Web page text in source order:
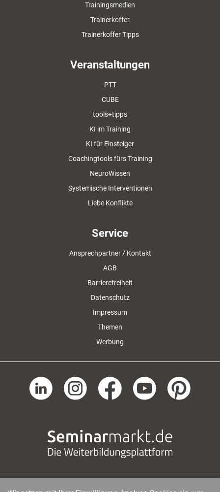
Trainingsmedien
Trainerkoffer
Trainerkoffer Tipps
Veranstaltungen
PTT
CUBE
tools+tipps
KI im Training
KI für Einsteiger
Coachingtools fürs Training
NeuroWissen
Systemische Interventionen
Liebe Konflikte
Service
Ansprechpartner / Kontakt
AGB
Barrierefreiheit
Datenschutz
Impressum
Themen
Werbung